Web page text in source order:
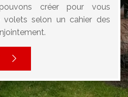
créer pour vous
volets selon un cahier des